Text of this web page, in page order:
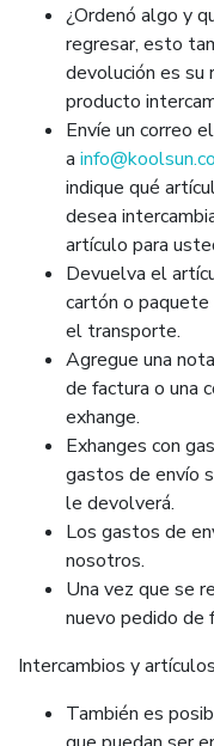
¿Ordenó algo y
regresar, esto
devolución es su
producto
Envíe un correo
a
indique qué
desea
artículo para
Devuelva el
cartón o
el transporte.
Agregue una
de factura o una
exhange.
Exhanges con
gastos de envío
le devolverá.
Los gastos de
nosotros.
Una vez que se
nuevo pedido de
Intercambios y
También es